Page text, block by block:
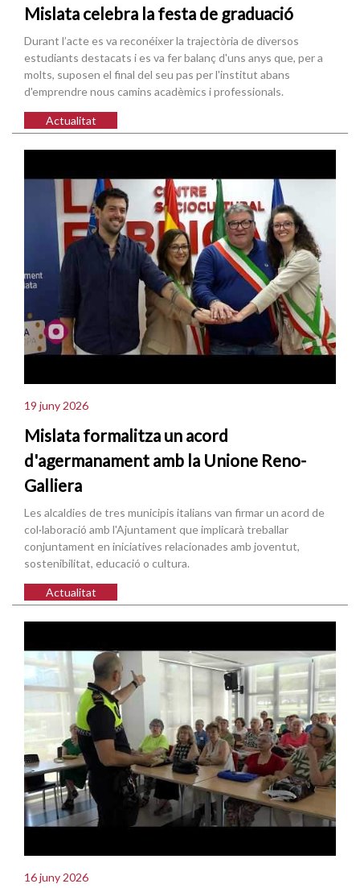
Mislata celebra la festa de graduació
Durant l’acte es va reconéixer la trajectòria de diversos
estudiants destacats i es va fer balanç d'uns anys que, per a
molts, suposen el final del seu pas per l'institut abans
d'emprendre nous camins acadèmics i professionals.
Actualitat
19 juny 2026
Mislata formalitza un acord
d'agermanament amb la Unione Reno-
Galliera
Les alcaldies de tres municipis italians van firmar un acord de
col·laboració amb l'Ajuntament que implicarà treballar
conjuntament en iniciatives relacionades amb joventut,
sostenibilitat, educació o cultura.
Actualitat
16 juny 2026